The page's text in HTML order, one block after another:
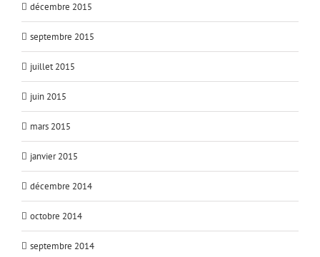
décembre 2015
septembre 2015
juillet 2015
juin 2015
mars 2015
janvier 2015
décembre 2014
octobre 2014
septembre 2014